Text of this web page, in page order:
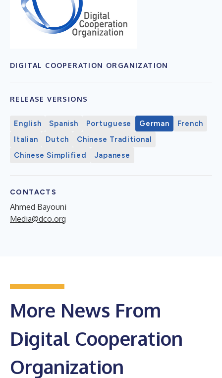
DIGITAL COOPERATION ORGANIZATION
RELEASE VERSIONS
English Spanish Portuguese German
French
Italian
Dutch
Chinese Traditional
Chinese Simplified
Japanese
CONTACTS
Ahmed Bayouni
Media@dco.org
More News From
Digital Cooperation
Organization